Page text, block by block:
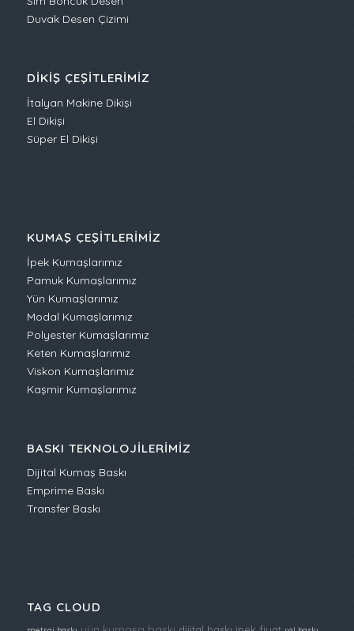
Duvak Desen Çizimi
DIKIŞ ÇEŞITLERIMIZ
İtalyan Makine Dikişi
El Dikişi
Süper El Dikişi
KUMAŞ ÇEŞITLERIMIZ
İpek Kumaşlarımız
Pamuk Kumaşlarımız
Yün Kumaşlarımız
Modal Kumaşlarımız
Polyester Kumaşlarımız
Keten Kumaşlarımız
Viskon Kumaşlarımız
Kaşmir Kumaşlarımız
BASKI TEKNOLOJILERIMIZ
Dijital Kumaş Baskı
Emprime Baskı
Transfer Baskı
TAG CLOUD